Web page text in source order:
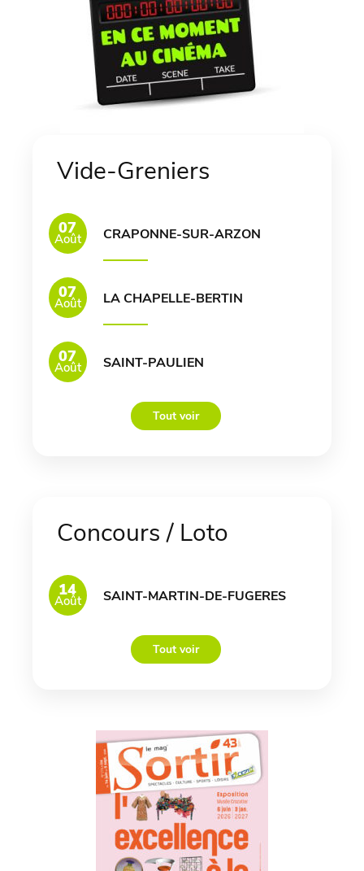
Vide-Greniers
07
Août CRAPONNE-SUR-ARZON
07
Août LA CHAPELLE-BERTIN
07
Août SAINT-PAULIEN
Tout voir
Concours / Loto
14
Août SAINT-MARTIN-DE-FUGERES
Tout voir